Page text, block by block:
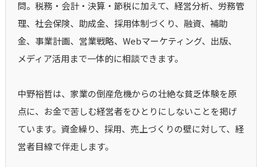
問。税務・会計・決算・節税に加えて、経営分析、労務管
理、社会保険、助成金、採用体制づくり、融資、補助
金、事業計画、営業戦略、Webマーケティング、出版、
メディア活用まで一体的に相談できます。
中野裕哲は、家業の倒産危機からの壮絶な貧乏体験を原
点に、お金で苦しむ経営者をひとりにしないことを掲げ
ています。資金繰り、採用、売上づくりの壁に対して、経
営者目線で伴走します。